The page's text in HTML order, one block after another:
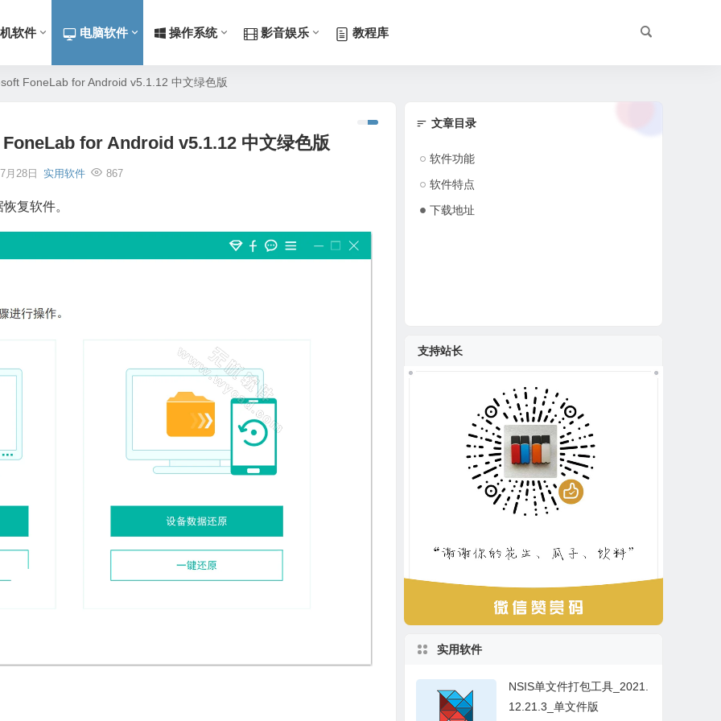
软件 电脑软件 操作系统 影音娱乐 教程库
FoneLab for Android v5.1.12 中文绿色版
for Android v5.1.12 中文绿色版
月28日 实用软件 867
复软件。
文章目录
软件功能
软件特点
下载地址
支持站长
实用软件
NSIS单文件打包工具_2021.
12.21.3_单文件版